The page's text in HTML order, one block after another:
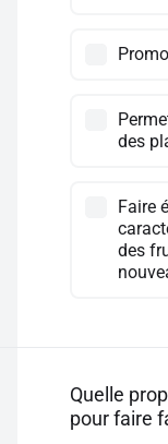
des
Faire
des
Quelle
pour faire